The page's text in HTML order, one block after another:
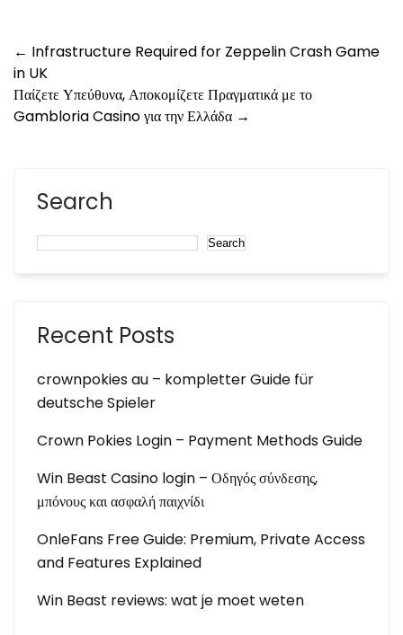
← Infrastructure Required for Zeppelin Crash Game
in UK
Παίζετε Υπεύθυνα, Αποκομίζετε Πραγματικά με το
Gambloria Casino για την Ελλάδα →
Search
Search
Recent Posts
crownpokies au – kompletter Guide für
deutsche Spieler
Crown Pokies Login – Payment Methods Guide
Win Beast Casino login – Οδηγός σύνδεσης,
μπόνους και ασφαλή παιχνίδι
OnleFans Free Guide: Premium, Private Access
and Features Explained
Win Beast reviews: wat je moet weten